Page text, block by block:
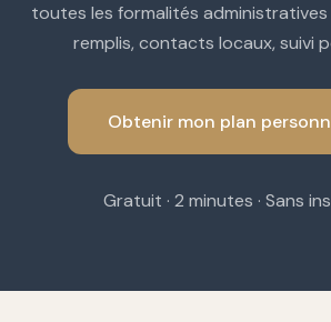
toutes les formalités
remplis, contacts locaux, suivi
Obtenir mon plan
Gratuit · 2 minutes · Sans